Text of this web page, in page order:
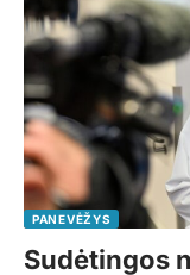
PANEVĖŽYS
Sudėtingos